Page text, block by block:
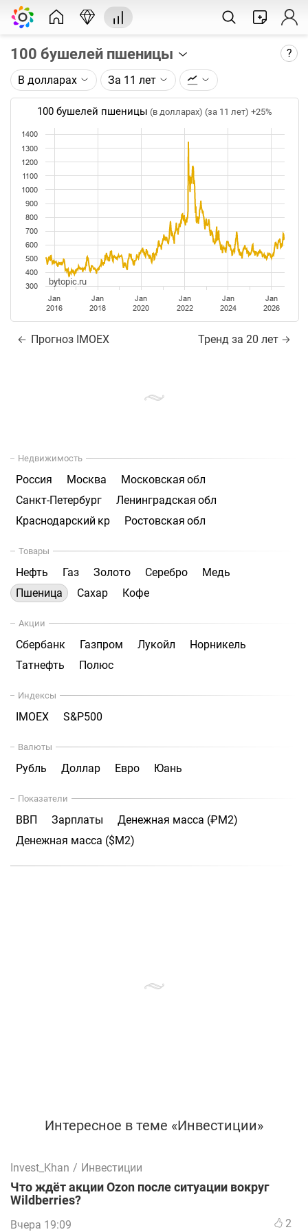
100 бушелей пшеницы ?
Описание графика:
Цена фьючерса на пшеницу, торгуемого на CME.
Каждая точка на графике - цена закрытия дня,
недели или месяца. Оптимальный таймфрейм
(день, неделя, месяц) подбирается автоматически
при изменении глубины графика.
Данные добавляются ежедневно.
В долларах За 11 лет
100 бушелей пшеницы (в долларах) (за 11 лет) +25%
Jan
2016
Jan
2018
Jan
2020
Jan
2022
Jan
2024
Jan
2026
300
400
500
600
700
800
900
1000
1100
1200
1300
1400
bytopic.ru
Прогноз IMOEX Тренд за 20 лет
Недвижимость
Россия Москва
Московская обл
Санкт-Петербург
Ленинградская обл
Краснодарский кр
Ростовская обл
Товары
Нефть Газ Золото Серебро
Медь
Пшеница
Сахар Кофе
Акции
Сбербанк Газпром Лукойл
Норникель
Татнефть
Полюс
Индексы
IMOEX S&P500
Валюты
Рубль Доллар Евро Юань
Показатели
ВВП Зарплаты
Денежная масса (₽М2)
Денежная масса ($М2)
Интересное в теме «Инвестиции»
Invest_Khan / Инвестиции
Что ждёт акции Ozon после ситуации вокруг
Wildberries?
Вчера 19:09 2